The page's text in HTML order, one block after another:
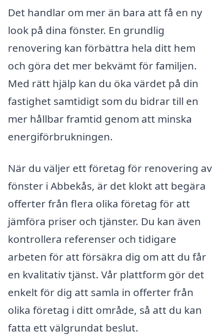
Det handlar om mer än bara att få en ny
look på dina fönster. En grundlig
renovering kan förbättra hela ditt hem
och göra det mer bekvämt för familjen.
Med rätt hjälp kan du öka värdet på din
fastighet samtidigt som du bidrar till en
mer hållbar framtid genom att minska
energiförbrukningen.
När du väljer ett företag för renovering av
fönster i Abbekås, är det klokt att begära
offerter från flera olika företag för att
jämföra priser och tjänster. Du kan även
kontrollera referenser och tidigare
arbeten för att försäkra dig om att du får
en kvalitativ tjänst. Vår plattform gör det
enkelt för dig att samla in offerter från
olika företag i ditt område, så att du kan
fatta ett välgrundat beslut.